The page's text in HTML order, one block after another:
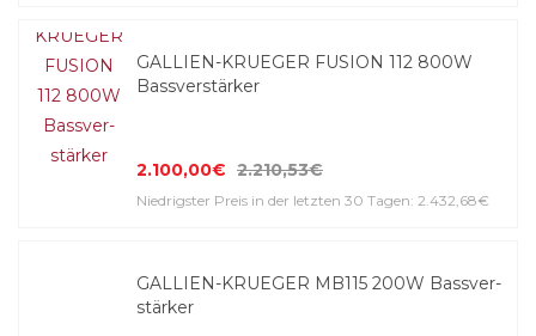
GALLIEN-KRUEGER FUSION 112 800W
Bass­ver­stärker
2.100,00€ 2.210,53€
Niedrigster Preis in der letzten 30 Tagen: 2.432,68€
GALLIEN-KRUEGER MB115 200W Bass­ver­
stärker